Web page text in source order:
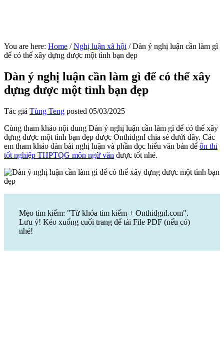
You are here: Home / Nghị luận xã hội /Dàn ý nghị luận cần làm gì
để có thể xây dựng được một tình bạn đẹp
Dàn ý nghị luận cần làm gì để có thể xây
dựng được một tình bạn đẹp
Tác giả Tùng Teng posted 05/03/2025
Cùng tham khảo nội dung Dàn ý nghị luận cần làm gì để có thể xây
dựng được một tình bạn đẹp được Onthidgnl chia sẻ dưới đây. Các
em tham khảo dàn bài nghị luận và phần đọc hiểu văn bản để ôn thi
tốt nghiệp THPTQG môn ngữ văn được tốt nhé.
Mẹo tìm kiếm: "Từ khóa tìm kiếm + Onthidgnl.com".
Lưu ý! Kéo xuống cuối trang để tải File PDF (nếu có)
nhé!